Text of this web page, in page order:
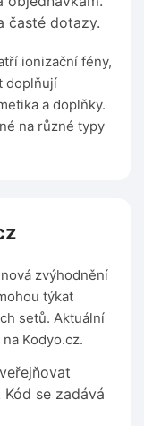
časté dotazy.
ionizační fény,
doplňují
a doplňky.
na různé typy
zvýhodnění
týkat
setů. Aktuální
Kodyo.cz.
se zadává